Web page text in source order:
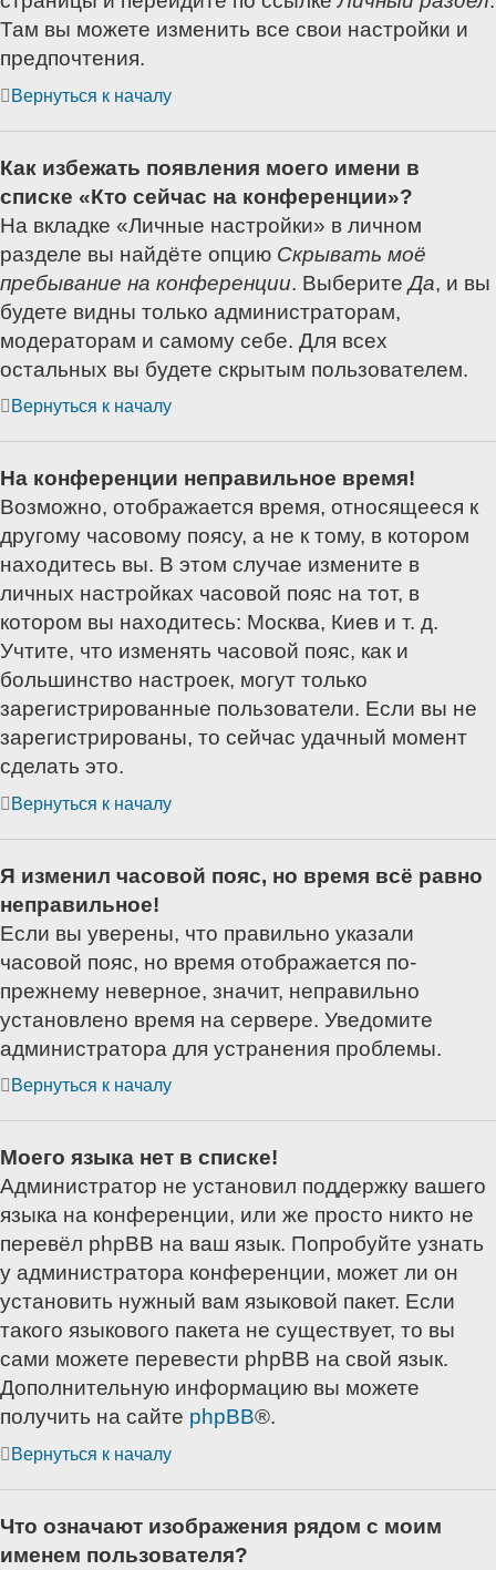
Там вы можете изменить все свои настройки и
предпочтения.
Вернуться к началу
Как избежать появления моего имени в
списке «Кто сейчас на конференции»?
На вкладке «Личные настройки» в личном
разделе вы найдёте опцию Скрывать моё
пребывание на конференции. ВыберитеДа, и вы
будете видны только администраторам,
модераторам и самому себе. Для всех
остальных вы будете скрытым пользователем.
Вернуться к началу
На конференции неправильное время!
Возможно, отображается время, относящееся к
другому часовому поясу, а не к тому, в котором
находитесь вы. В этом случае измените в
личных настройках часовой пояс на тот, в
котором вы находитесь: Москва, Киев и т. д.
Учтите, что изменять часовой пояс, как и
большинство настроек, могут только
зарегистрированные пользователи. Если вы не
зарегистрированы, то сейчас удачный момент
сделать это.
Вернуться к началу
Я изменил часовой пояс, но время всё равно
неправильное!
Если вы уверены, что правильно указали
часовой пояс, но время отображается по-
прежнему неверное, значит, неправильно
установлено время на сервере. Уведомите
администратора для устранения проблемы.
Вернуться к началу
Моего языка нет в списке!
Администратор не установил поддержку вашего
языка на конференции, или же просто никто не
перевёл phpBB на ваш язык. Попробуйте узнать
у администратора конференции, может ли он
установить нужный вам языковой пакет. Если
такого языкового пакета не существует, то вы
сами можете перевести phpBB на свой язык.
Дополнительную информацию вы можете
получить на сайте phpBB®.
Вернуться к началу
Что означают изображения рядом с моим
именем пользователя?